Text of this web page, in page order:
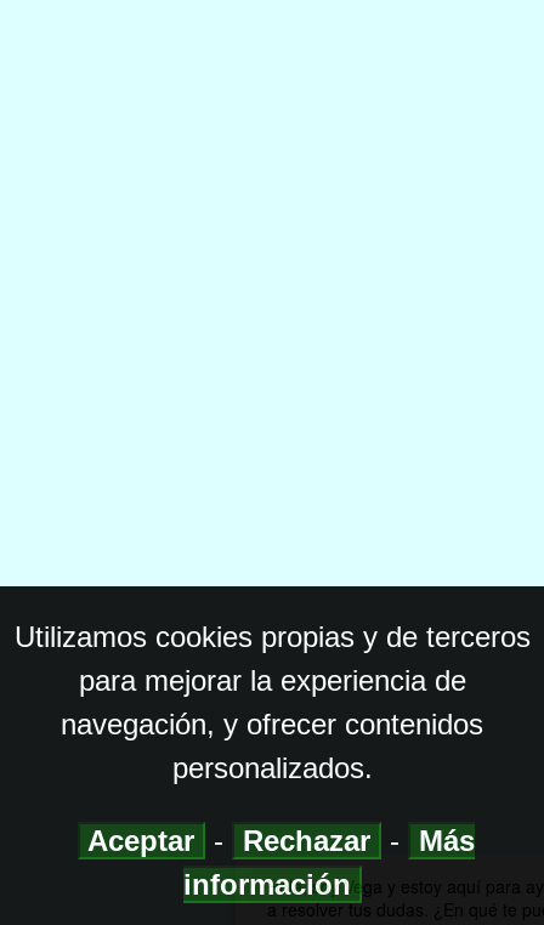
Utilizamos cookies propias y de terceros
para mejorar la experiencia de
navegación, y ofrecer contenidos
personalizados.
Aceptar - Rechazar -
Más
información